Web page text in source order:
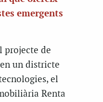
emergents
projecte de
un districte
el
Renta